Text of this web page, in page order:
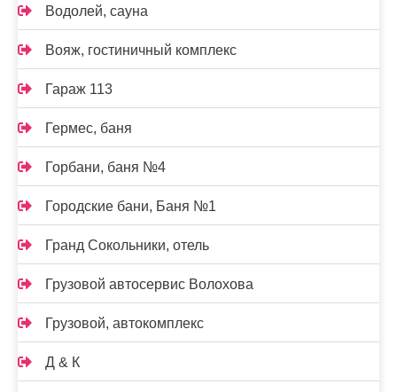
Водолей, сауна
Вояж, гостиничный комплекс
Гараж 113
Гермес, баня
Горбани, баня №4
Городские бани, Баня №1
Гранд Сокольники, отель
Грузовой автосервис Волохова
Грузовой, автокомплекс
Д & К